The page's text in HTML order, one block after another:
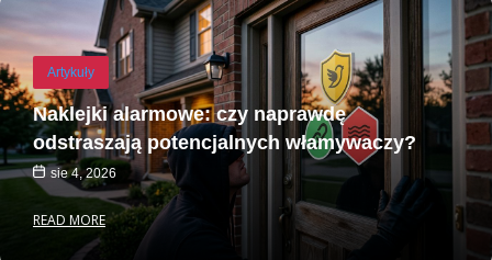
Artykuły
Naklejki alarmowe: czy naprawdę
odstraszają potencjalnych włamywaczy?
sie 4, 2026
READ MORE